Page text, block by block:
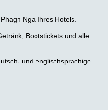
Nga Ihres Hotels.
Bootstickets und alle
und englischsprachige